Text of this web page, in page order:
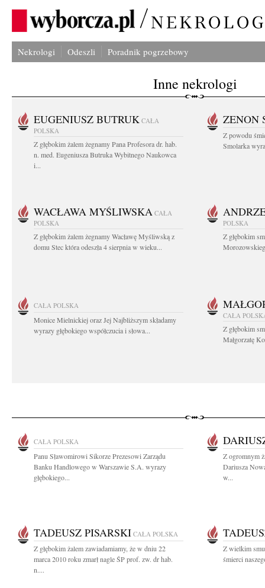
Nekrologi Odeszli Poradnik pogrzebowy
Inne nekrologi
EUGENIUSZ BUTRUK CAŁA
POLSKA
Z głębokim żalem żegnamy Pana Profesora dr. hab.
n. med. Eugeniusza Butruka Wybitnego Naukowca
i...
ZENON
Z powodu
Smolarka
WACŁAWA MYŚLIWSKA CAŁA
POLSKA
Z głębokim żalem żegnamy Wacławę Myśliwską z
domu Stec która odeszła 4 sierpnia w wieku...
POLSKA
Z głębokim
CAŁA POLSKA
Monice Mielnickiej oraz Jej Najbliższym składamy
wyrazy głębokiego współczucia i słowa...
CAŁA
Z głębokim
Małgorzatę
CAŁA POLSKA
Panu Sławomirowi Sikorze Prezesowi Zarządu
Banku Handlowego w Warszawie S.A. wyrazy
głębokiego...
Z ogromnym
Dariusza
w...
TADEUSZ PISARSKI CAŁA POLSKA
Z głębokim żalem zawiadamiamy, że w dniu 22
marca 2010 roku zmarł nagle ŚP prof. zw. dr hab.
n....
Z wielkim
śmierci